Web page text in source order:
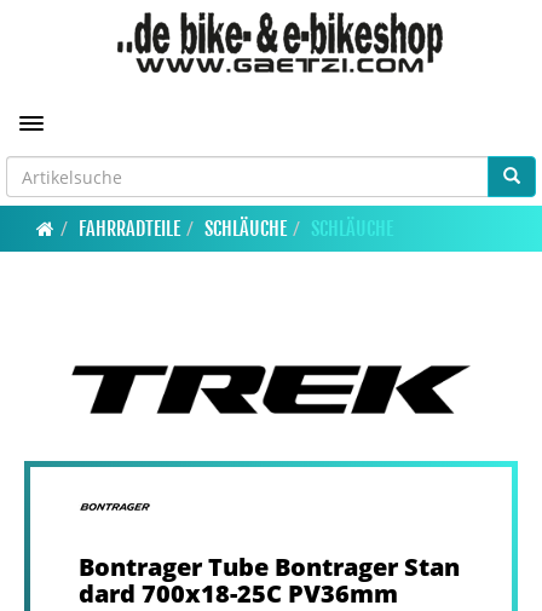
Toggle navigation
FAHRRADTEILE SCHLÄUCHE SCHLÄUCHE
Bontrager Tube Bontrager Stan
dard 700x18-25C PV36mm